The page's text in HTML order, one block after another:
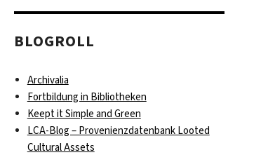
BLOGROLL
Archivalia
Fortbildung in Bibliotheken
Keept it Simple and Green
LCA-Blog – Provenienzdatenbank Looted
Cultural Assets